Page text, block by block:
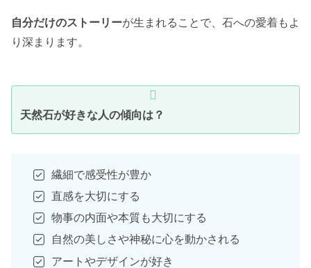
自分だけのストーリーが生まれることで、石への愛着もよ
り深まります。
天然石が好きな人の傾向は？
繊細で感受性が豊か
直感を大切にする
物事の内面や本質も大切にする
自然の美しさや神秘に心を動かされる
アートやデザインが好き